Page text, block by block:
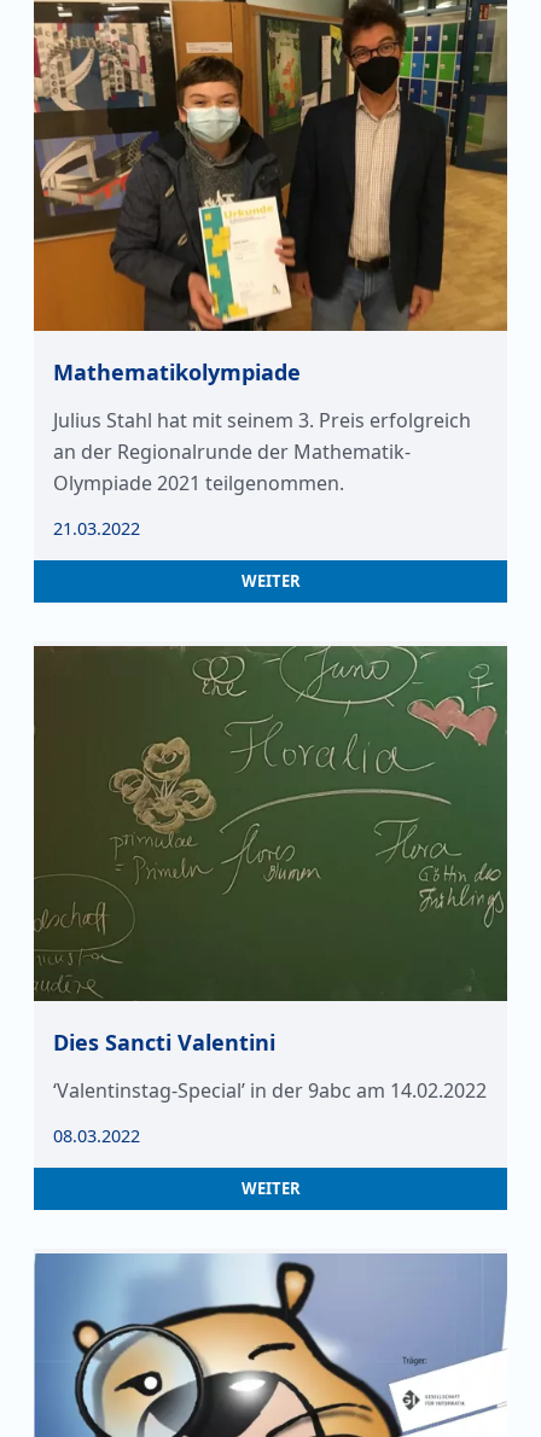
Mathematikolympiade
Julius Stahl hat mit seinem 3. Preis erfolgreich
an der Regionalrunde der Mathematik-
Olympiade 2021 teilgenommen.
21.03.2022
WEITER
Dies Sancti Valentini
‘Valentinstag-Special’ in der 9abc am 14.02.2022
08.03.2022
WEITER